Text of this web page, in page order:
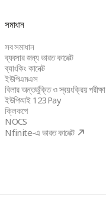
সমাধান
সব সমাধান
ব্যবসার জন্য ভারত কানেক্ট
ব্যাংকিং কানেক্ট
ইউপিএমএস
বিলার অন্তর্ভুক্তি ও স্বয়ংক্রিয় পরীক্ষা
ইউপিআই 123Pay
ক্লিকপে
NOCS
Nfinite-এ ভারত কানেক্ট